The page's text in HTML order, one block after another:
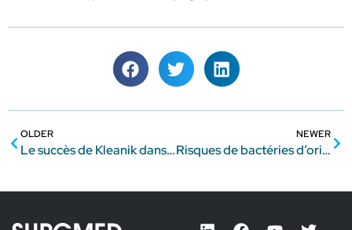
OLDER
Le succès de Kleanik dans un service d’oncologie
NEWER
Risques de bactéries d’origine hydrique